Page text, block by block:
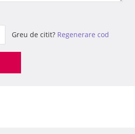
Greu de citit? Regenerare cod